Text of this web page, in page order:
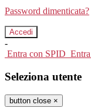
Password dimenticata?
-
Entra con SPID
Seleziona utente
button close ×